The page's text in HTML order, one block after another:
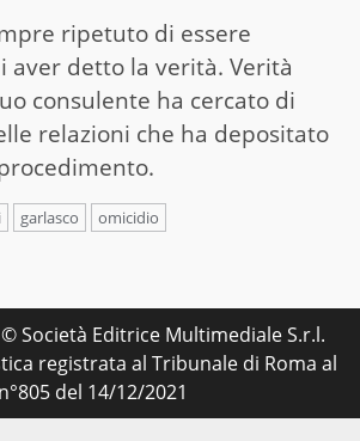
ripetuto di essere
aver detto la verità. Verità
consulente ha cercato di
relazioni che ha depositato
garlasco omicidio
Società Editrice Multimediale S.r.l.
registrata al Tribunale di Roma al
n°805 del 14/12/2021